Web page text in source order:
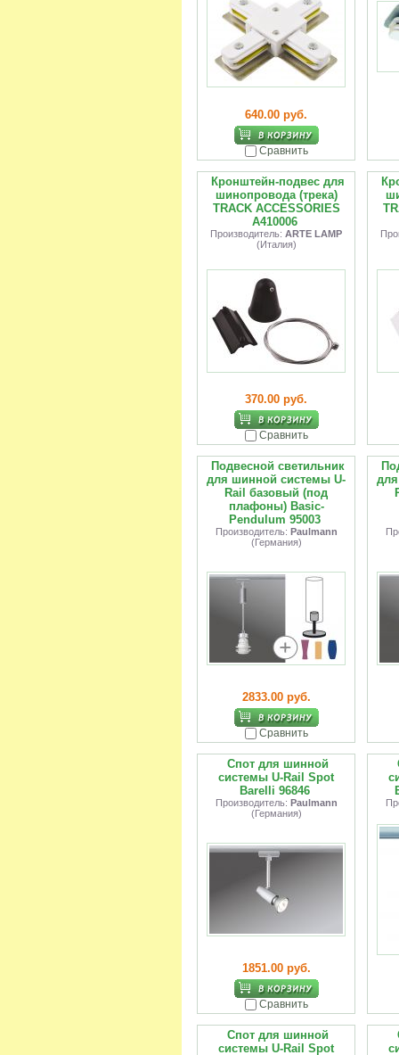
640.00 руб.
Сравнить
Кронштейн-подвес для
шинопровода (трека)
TRACK ACCESSORIES
A410006
Производитель:ARTE LAMP
(Италия)
370.00 руб.
Сравнить
Подвесной светильник
для шинной системы U-
Rail базовый (под
плафоны) Basic-
Pendulum 95003
Производитель: Paulmann
(Германия)
2833.00 руб.
Сравнить
Спот для шинной
системы U-Rail Spot
Barelli 96846
Производитель: Paulmann
(Германия)
1851.00 руб.
Сравнить
Спот для шинной
системы U-Rail Spot